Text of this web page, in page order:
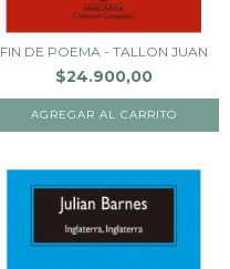
FIN DE POEMA - TALLON JUAN
$24.900,00